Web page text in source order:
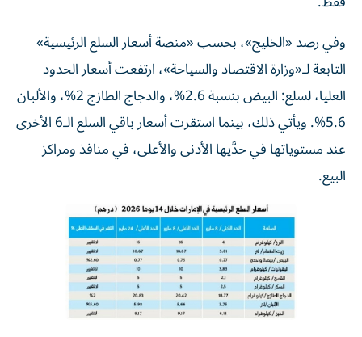
وفي رصد «الخليج»، بحسب «منصة أسعار السلع الرئيسية»
التابعة لـ«وزارة الاقتصاد والسياحة»، ارتفعت أسعار الحدود
العليا، لسلع: البيض بنسبة 2.6%، والدجاج الطازج 2%، والألبان
5.6%. ويأتي ذلك، بينما استقرت أسعار باقي السلع الـ6 الأخرى
عند مستوياتها في حدَّيها الأدنى والأعلى، في منافذ ومراكز
البيع.